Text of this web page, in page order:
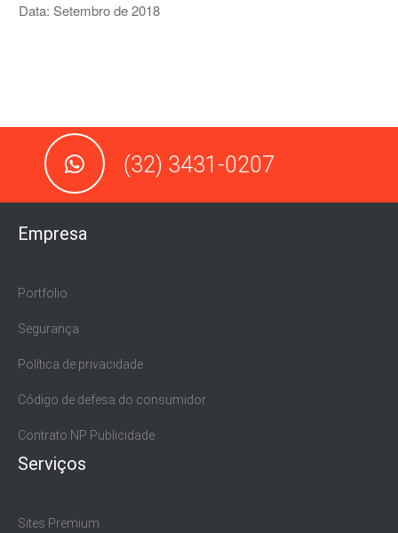
Data: Setembro de 2018
(32) 3431-0207
Empresa
Portfolio
Segurança
Política de privacidade
Código de defesa do consumidor
Contrato NP Publicidade
Serviços
Sites Premium